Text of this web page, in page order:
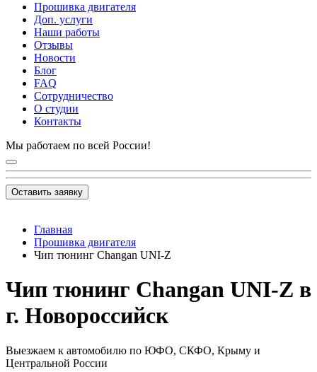
Прошивка двигателя
Доп. услуги
Наши работы
Отзывы
Новости
Блог
FAQ
Сотрудничество
О студии
Контакты
Мы работаем по всей России!
Оставить заявку
Главная
Прошивка двигателя
Чип тюнинг Changan UNI-Z
Чип тюнинг Changan UNI-Z в
г. Новороссийск
Выезжаем к автомобилю по ЮФО, СКФО, Крыму и
Центральной России